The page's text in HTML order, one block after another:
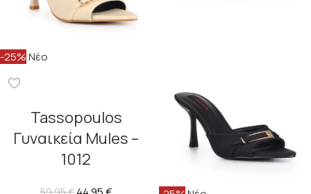
-25%Νέο
Tassopoulos
Γυναικεία Mules –
1012